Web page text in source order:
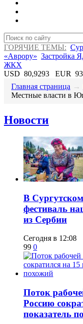
ГОРЯЧИЕ ТЕМЫ:
«Аврору» Застройка
ЖКХ
USD 80,9293 EUR
Главная страница →
Местные власти в
Новости
В
фестиваль
из Сербии
Сегодня в 12:08
99 0
Поток
Россию
показатель